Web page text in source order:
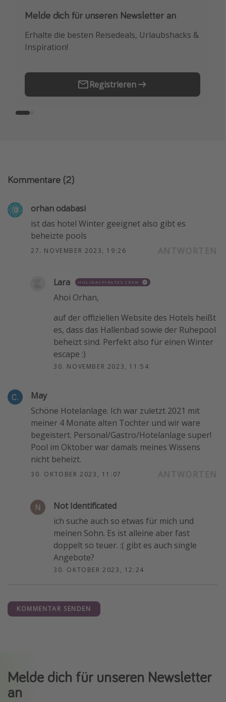
Melde dich für unseren Newsletter an
Erhalte die besten Reisedeals, Urlaubshacks &
Inspiration!
Registrieren
Downloade unsere App
Buche die besten Reiseschnäppchen als
Erstes.
Kommentare (2)
orhan odabasi
ist das hotel Winter geeignet also gibt es
beheizte pools
27. NOVEMBER 2023, 19:26
Lara HOLIDAYPIRATES CREW
Ahoi Orhan,
auf der offiziellen Website des Hotels heißt
es, dass das Hallenbad sowie der Ruhepool
beheizt sind. Perfekt also für einen Winter
escape :)
30. NOVEMBER 2023, 11:54
May
Schöne Hotelanlage. Ich war zuletzt 2021 mit
meiner 4 Monate alten Tochter und wir ware
begeistert. Personal/Gastro/Hotelanlage super!
Pool im Oktober war damals meines Wissens
nicht beheizt.
30. OKTOBER 2023, 11:07
Not Identificated
ich suche auch so etwas für mich und
meinen Sohn. Es ist alleine aber fast
doppelt so teuer. :( gibt es auch single
Angebote?
30. OKTOBER 2023, 12:24
KOMMENTAR SENDEN
Melde dich für unseren Newsletter
an